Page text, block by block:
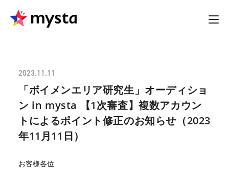
2023.11.11
「ボイメンエリア研究生」オーディショ
ン in mysta 【1次審査】複数アカウン
トによるポイント修正のお知らせ（2023
年11月11日）
お客様各位